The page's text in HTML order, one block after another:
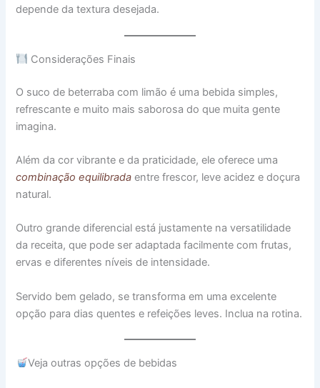
depende da textura desejada.
Considerações Finais
O suco de beterraba com limão é uma bebida simples,
refrescante e muito mais saborosa do que muita gente
imagina.
Além da cor vibrante e da praticidade, ele oferece uma
combinação equilibrada entre frescor, leve acidez e doçura
natural.
Outro grande diferencial está justamente na versatilidade
da receita, que pode ser adaptada facilmente com frutas,
ervas e diferentes níveis de intensidade.
Servido bem gelado, se transforma em uma excelente
opção para dias quentes e refeições leves. Inclua na rotina.
Veja outras opções de bebidas